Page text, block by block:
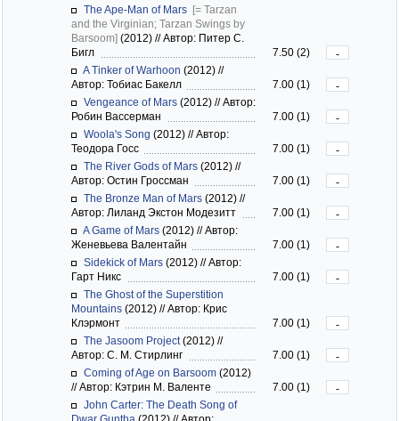
The Ape-Man of Mars [= Tarzan
and the Virginian; Tarzan Swings by
Barsoom] (2012) //Автор: Питер С.
Бигл
7.50 (2)
-
A Tinker of Warhoon (2012) //
Автор: Тобиас Бакелл
7.00 (1)
-
Vengeance of Mars (2012) //Автор:
Робин Вассерман
7.00 (1)
-
Woola's Song (2012) //Автор:
Теодора Госс
7.00 (1)
-
The River Gods of Mars (2012) //
Автор: Остин Гроссман
7.00 (1)
-
The Bronze Man of Mars (2012) //
Автор: Лиланд Экстон Модезитт
7.00 (1)
-
A Game of Mars (2012) //Автор:
Женевьева Валентайн
7.00 (1)
-
Sidekick of Mars (2012) //Автор:
Гарт Никс
7.00 (1)
-
The Ghost of the Superstition
Mountains (2012) //Автор: Крис
Клэрмонт
7.00 (1)
-
The Jasoom Project(2012) //
Автор: С. М. Стирлинг
7.00 (1)
-
Coming of Age on Barsoom (2012)
//Автор: Кэтрин М. Валенте 7.00 (1)
-
John Carter: The Death Song of